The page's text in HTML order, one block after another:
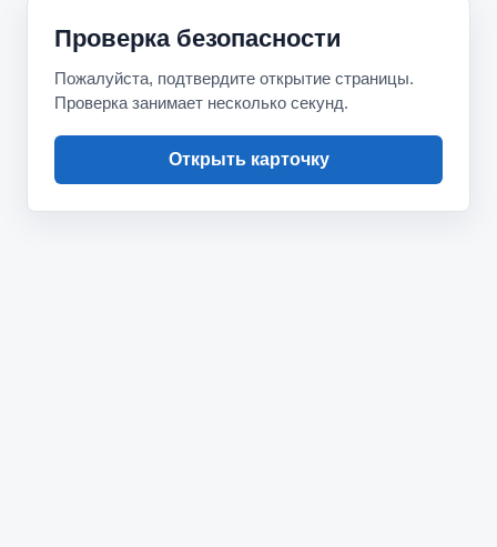
Проверка безопасности
Пожалуйста, подтвердите открытие страницы.
Проверка занимает несколько секунд.
Открыть карточку